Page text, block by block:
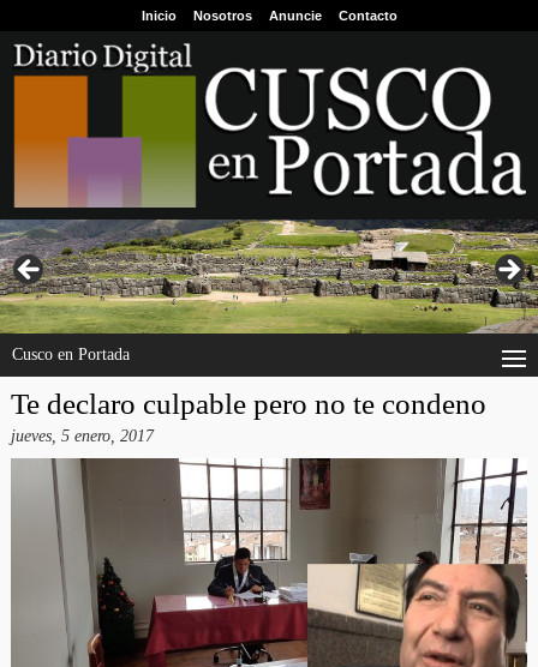
Inicio Nosotros Anuncie Contacto
Cusco en Portada
Te declaro culpable pero no te condeno
jueves, 5 enero, 2017